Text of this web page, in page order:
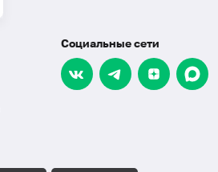
Социальные сети